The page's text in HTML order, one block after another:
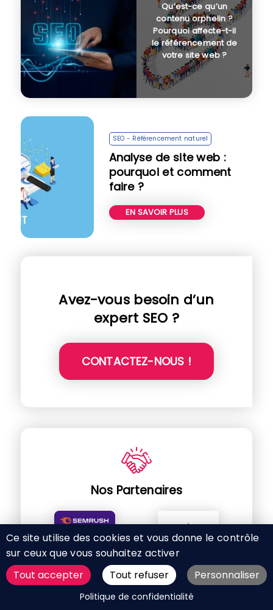
Qu’est-ce qu’un
contenu orphelin ?
Pourquoi affecte-t-il
le référencement de
votre site web ?
SEO - Référencement naturel
Analyse de site web :
pourquoi et comment
faire ?
EN SAVOIR PLUS
Avez-vous besoin d’un
expert SEO ?
CONTACTEZ-NOUS !
DEMANDER UN DEVIS
Nos Partenaires
Ce site utilise des cookies et vous donne le contrôle
sur ceux que vous souhaitez activer
Tout accepter
Tout refuser Personnaliser
Politique de confidentialité